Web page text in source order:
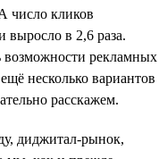
число кликов
выросло в 2,6 раза.
возможности рекламных
несколько вариантов
расскажем.
диджитал-рынок,